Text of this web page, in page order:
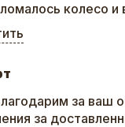
колесо и
за ваш
за